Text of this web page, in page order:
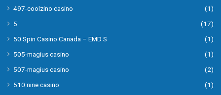
497-coolzino casino
(1)
5
(17)
50 Spin Casino Canada – EMD S
(1)
505-magius casino
(1)
507-magius casino
(2)
510 nine casino
(1)